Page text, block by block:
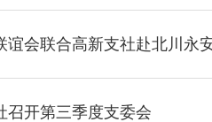
谊会联合高新支社赴北川永
召开第三季度支委会